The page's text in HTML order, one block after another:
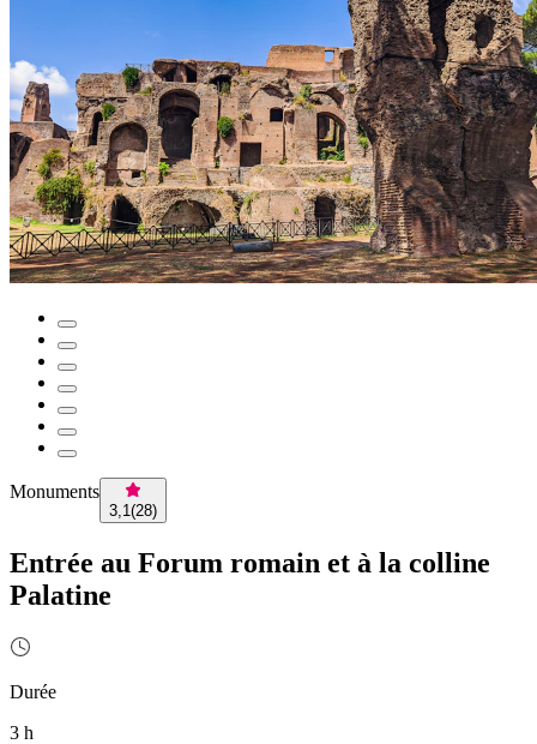
Monuments
3,1(28)
Entrée au Forum romain et à la colline
Palatine
Durée
3 h